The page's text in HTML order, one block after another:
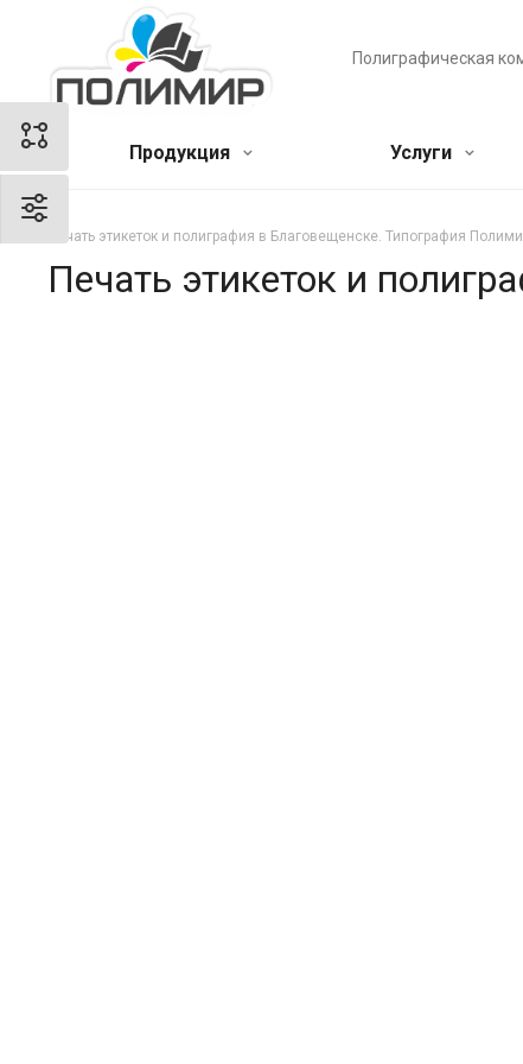
Полиграфическая
Продукция Услуги
Печать этикеток и полиграфия в Благовещенске. Типография
Печать этикеток и